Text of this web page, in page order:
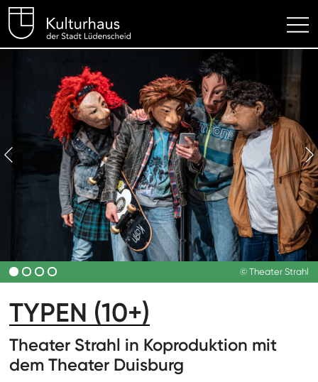
Kulturhaus Lüdenscheid
© Theater Strahl
TYPEN (10+)
Theater Strahl in Koproduktion mit
dem Theater Duisburg